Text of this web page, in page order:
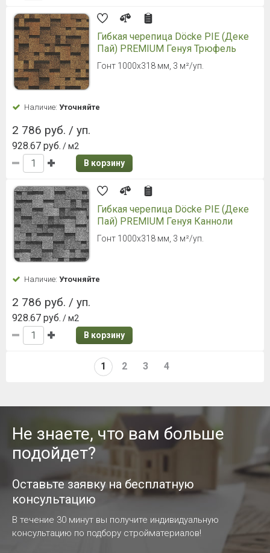
Гибкая черепица Döcke PIE (Деке
Пай) PREMIUM Генуя Трюфель
Гонт 1000х318 мм, 3 м²/уп.
Наличие: Уточняйте
2 786 руб. / уп.
928.67 руб. / м2
В корзину
Гибкая черепица Döcke PIE (Деке
Пай) PREMIUM Генуя Канноли
Гонт 1000х318 мм, 3 м²/уп.
Наличие: Уточняйте
2 786 руб. / уп.
928.67 руб. / м2
В корзину
1 2 3 4
Не знаете, что вам больше
подойдет?
Оставьте заявку на бесплатную
консультацию
В течение 30 минут вы получите индивидуальную
консультацию по подбору стройматериалов!